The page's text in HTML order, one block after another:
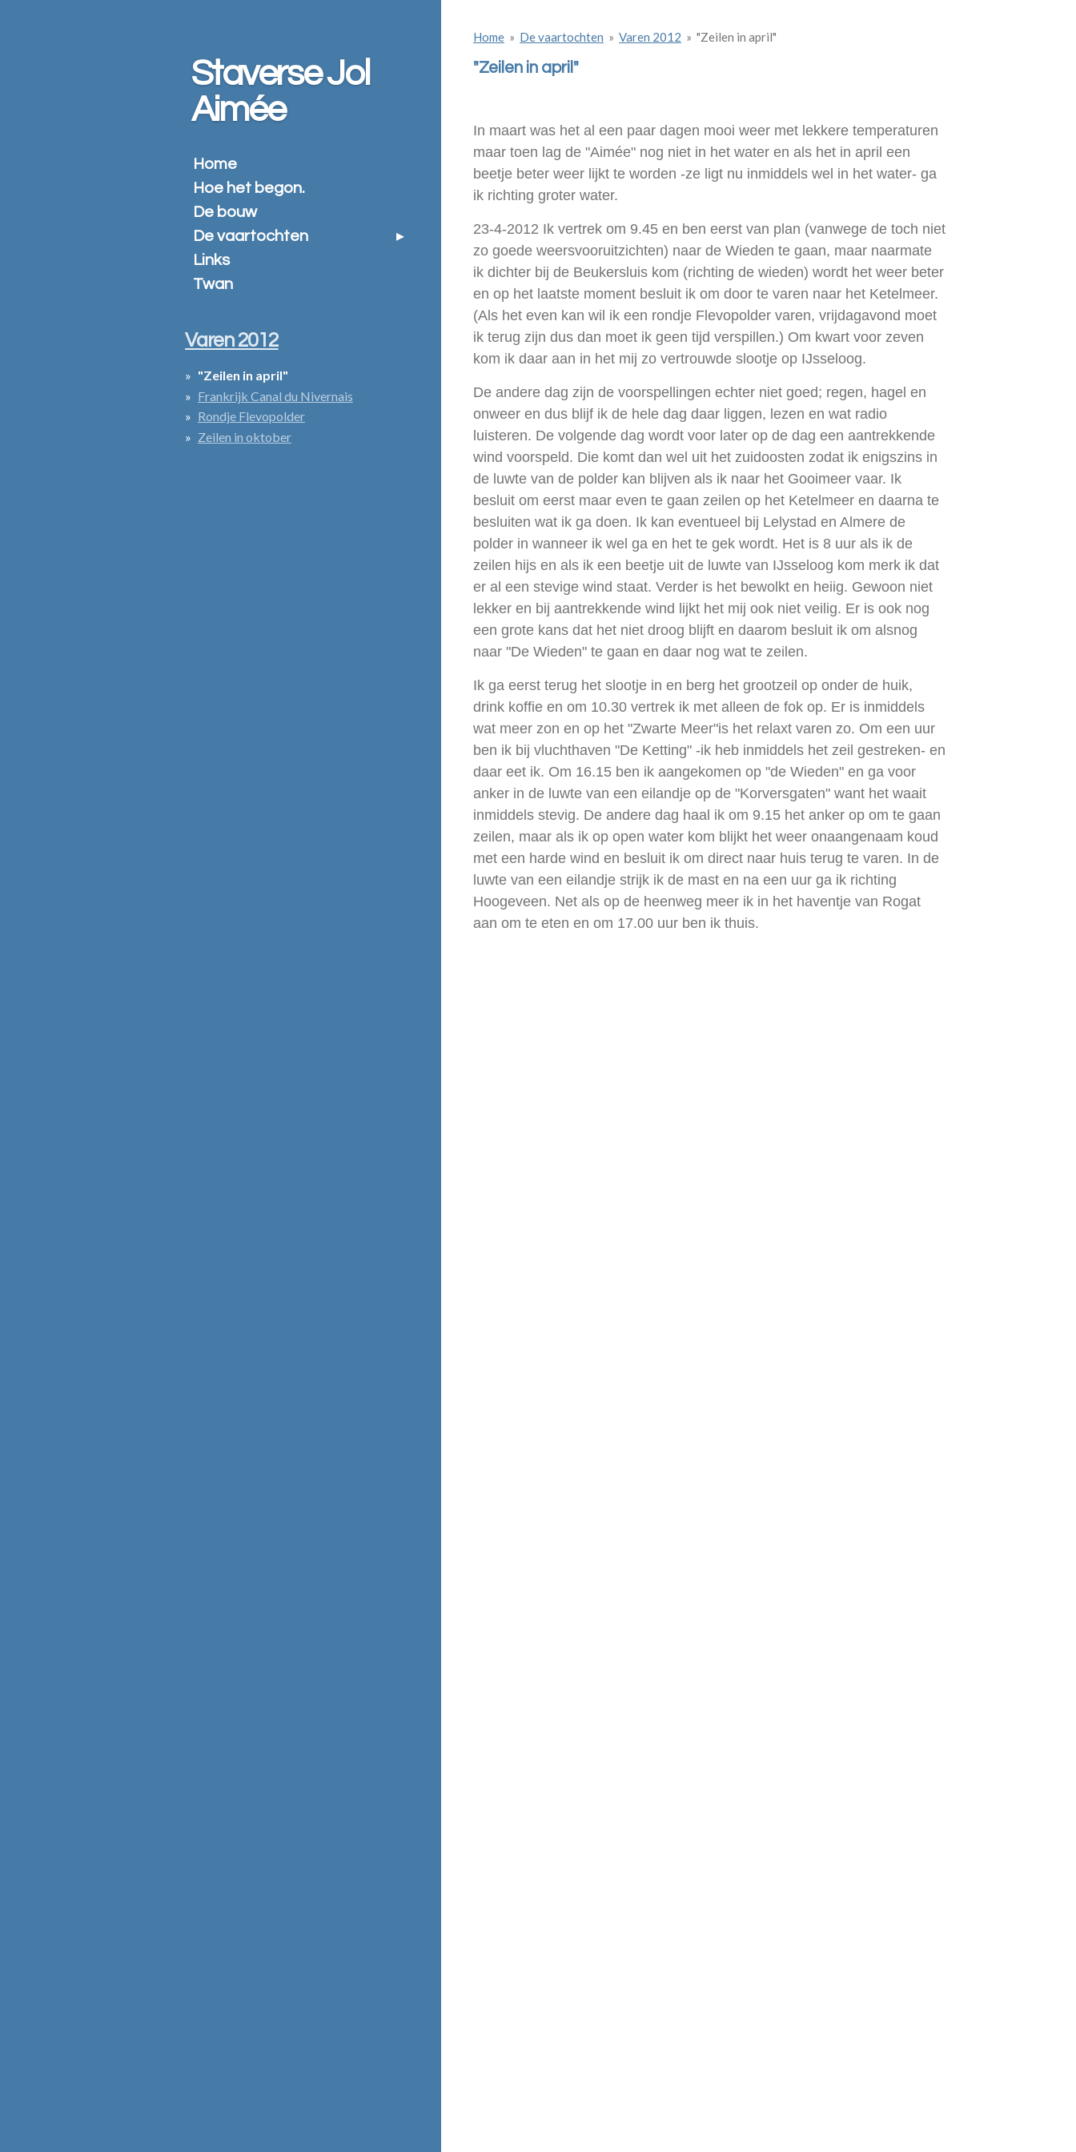
Home » De vaartochten » Varen 2012 » "Zeilen in april"
"Zeilen in april"
In maart was het al een paar dagen mooi weer met lekkere temperaturen
maar toen lag de "Aimée" nog niet in het water en als het in april een
beetje beter weer lijkt te worden -ze ligt nu inmiddels wel in het water- ga
ik richting groter water.
23-4-2012 Ik vertrek om 9.45 en ben eerst van plan (vanwege de toch niet
zo goede weersvooruitzichten) naar de Wieden te gaan, maar naarmate
ik dichter bij de Beukersluis kom (richting de wieden) wordt het weer beter
en op het laatste moment besluit ik om door te varen naar het Ketelmeer.
(Als het even kan wil ik een rondje Flevopolder varen, vrijdagavond moet
ik terug zijn dus dan moet ik geen tijd verspillen.) Om kwart voor zeven
kom ik daar aan in het mij zo vertrouwde slootje op IJsseloog.
De andere dag zijn de voorspellingen echter niet goed; regen, hagel en
onweer en dus blijf ik de hele dag daar liggen, lezen en wat radio
luisteren. De volgende dag wordt voor later op de dag een aantrekkende
wind voorspeld. Die komt dan wel uit het zuidoosten zodat ik enigszins in
de luwte van de polder kan blijven als ik naar het Gooimeer vaar. Ik
besluit om eerst maar even te gaan zeilen op het Ketelmeer en daarna te
besluiten wat ik ga doen. Ik kan eventueel bij Lelystad en Almere de
polder in wanneer ik wel ga en het te gek wordt. Het is 8 uur als ik de
zeilen hijs en als ik een beetje uit de luwte van IJsseloog kom merk ik dat
er al een stevige wind staat. Verder is het bewolkt en heiig. Gewoon niet
lekker en bij aantrekkende wind lijkt het mij ook niet veilig. Er is ook nog
een grote kans dat het niet droog blijft en daarom besluit ik om alsnog
naar "De Wieden" te gaan en daar nog wat te zeilen.
Ik ga eerst terug het slootje in en berg het grootzeil op onder de huik,
drink koffie en om 10.30 vertrek ik met alleen de fok op. Er is inmiddels
wat meer zon en op het "Zwarte Meer"is het relaxt varen zo. Om een uur
ben ik bij vluchthaven "De Ketting" -ik heb inmiddels het zeil gestreken- en
daar eet ik. Om 16.15 ben ik aangekomen op "de Wieden" en ga voor
anker in de luwte van een eilandje op de "Korversgaten" want het waait
inmiddels stevig. De andere dag haal ik om 9.15 het anker op om te gaan
zeilen, maar als ik op open water kom blijkt het weer onaangenaam koud
met een harde wind en besluit ik om direct naar huis terug te varen. In de
luwte van een eilandje strijk ik de mast en na een uur ga ik richting
Hoogeveen. Net als op de heenweg meer ik in het haventje van Rogat
aan om te eten en om 17.00 uur ben ik thuis.
Staverse Jol
Aimée
Home
Hoe het begon.
De bouw
De vaartochten
Links
Twan
Varen 2012
"Zeilen in april"
Frankrijk Canal du Nivernais
Rondje Flevopolder
Zeilen in oktober